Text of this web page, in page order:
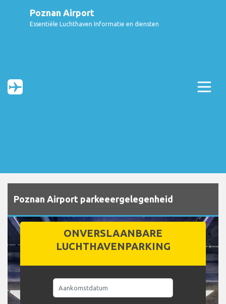
Poznan Airport
Essentiële Luchthaven Informatie en diensten
Poznan Airport parkeeergelegenheid
ONVERSLAANBARE
LUCHTHAVENPARKING